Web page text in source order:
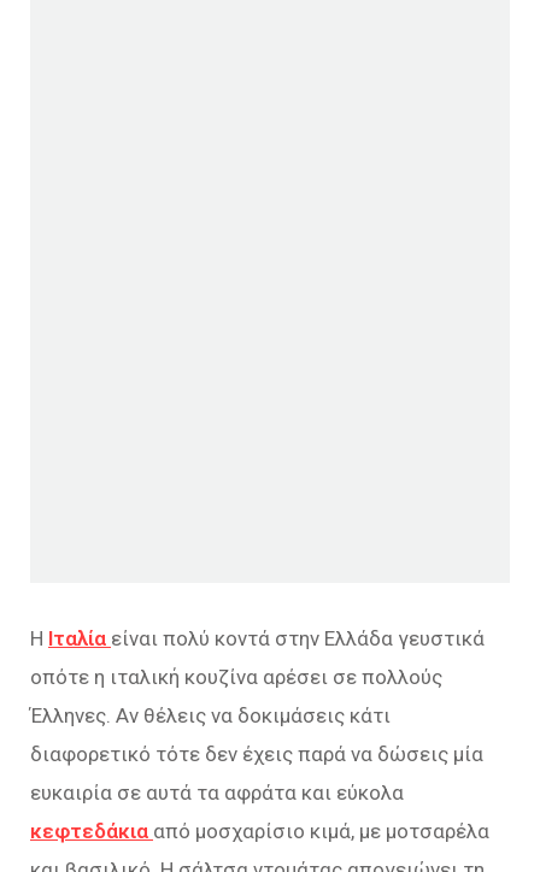
Η Ιταλία είναι πολύ κοντά στην Ελλάδα γευστικά
οπότε η ιταλική κουζίνα αρέσει σε πολλούς
Έλληνες. Αν θέλεις να δοκιμάσεις κάτι
διαφορετικό τότε δεν έχεις παρά να δώσεις μία
ευκαιρία σε αυτά τα αφράτα και εύκολα
κεφτεδάκια από μοσχαρίσιο κιμά, με μοτσαρέλα